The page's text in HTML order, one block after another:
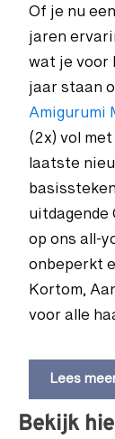
Of je nu
jaren
wat je voor
jaar staan
Amigurumi
(2x) vol
laatste
op ons all-
onbeperkt
Kortom,
voor alle
Lees
Bekijk